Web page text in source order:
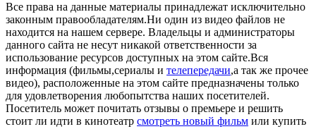
Все права на данные материалы принадлежат исключительно
законным правообладателям.Ни один из видео файлов не
находится на нашем сервере. Владельцы и администраторы
данного сайта не несут никакой ответственности за
использование ресурсов доступных на этом сайте.Вся
информация (фильмы,сериалы и телепередачи,а так же прочее
видео), расположенные на этом сайте предназначены только
для удовлетворения любопытства наших посетителей.
Посетитель может почитать отзывы о премьере и решить
стоит ли идти в кинотеатр смотреть новый фильм или купить